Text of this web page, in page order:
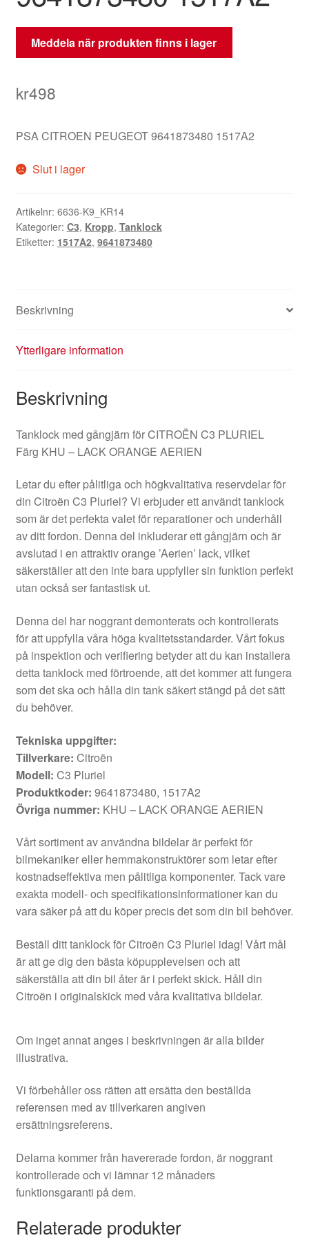
Meddela när produkten finns i lager
kr498
PSA CITROEN PEUGEOT 9641873480 1517A2
Slut i lager
Artikelnr: 6636-K9_KR14
Kategorier: C3, Kropp, Tanklock
Etiketter: 1517A2, 9641873480
Beskrivning
Ytterligare information
Beskrivning
Tanklock med gångjärn för CITROËN C3 PLURIEL
Färg KHU – LACK ORANGE AERIEN
Letar du efter pålitliga och högkvalitativa reservdelar för
din Citroën C3 Pluriel? Vi erbjuder ett användt tanklock
som är det perfekta valet för reparationer och underhåll
av ditt fordon. Denna del inkluderar ett gångjärn och är
avslutad i en attraktiv orange ’Aerien’ lack, vilket
säkerställer att den inte bara uppfyller sin funktion perfekt
utan också ser fantastisk ut.
Denna del har noggrant demonterats och kontrollerats
för att uppfylla våra höga kvalitetsstandarder. Vårt fokus
på inspektion och verifiering betyder att du kan installera
detta tanklock med förtroende, att det kommer att fungera
som det ska och hålla din tank säkert stängd på det sätt
du behöver.
Tekniska uppgifter:
Tillverkare: Citroën
Modell: C3 Pluriel
Produktkoder: 9641873480, 1517A2
Övriga nummer: KHU – LACK ORANGE AERIEN
Vårt sortiment av användna bildelar är perfekt för
bilmekaniker eller hemmakonstruktörer som letar efter
kostnadseffektiva men pålitliga komponenter. Tack vare
exakta modell- och specifikationsinformationer kan du
vara säker på att du köper precis det som din bil behöver.
Beställ ditt tanklock för Citroën C3 Pluriel idag! Vårt mål
är att ge dig den bästa köpupplevelsen och att
säkerställa att din bil åter är i perfekt skick. Håll din
Citroën i originalskick med våra kvalitativa bildelar.
Om inget annat anges i beskrivningen är alla bilder
illustrativa.
Vi förbehåller oss rätten att ersätta den beställda
referensen med av tillverkaren angiven
ersättningsreferens.
Delarna kommer från havererade fordon, är noggrant
kontrollerade och vi lämnar 12 månaders
funktionsgaranti på dem.
Relaterade produkter